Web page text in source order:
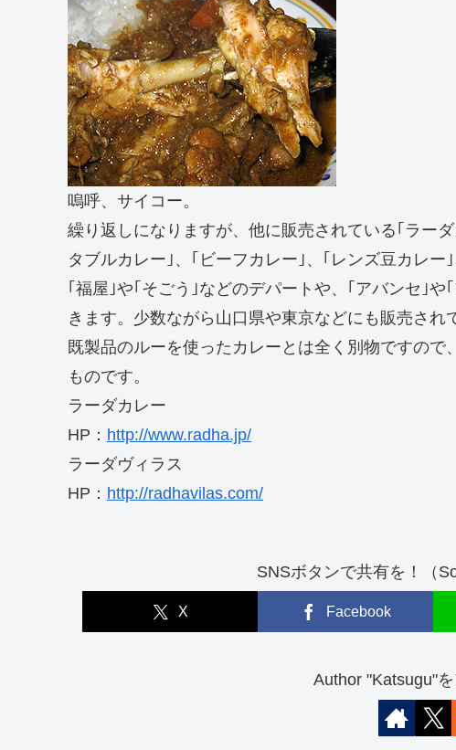
嗚呼、サイコー。
繰り返しになりますが、他に販売されている｢ラー
タブルカレー｣、｢ビーフカレー｣、｢レンズ豆カレー
｢福屋｣や｢そごう｣などのデパートや、｢アバンセ｣
きます。少数ながら山口県や東京などにも販売され
既製品のルーを使ったカレーとは全く別物ですの
ものです。
ラーダカレー
HP： http://www.radha.jp/
ラーダヴィラス
HP： http://radhavilas.com/
SNSボタンで共有を！（
X Facebook
Author "Katsugu"